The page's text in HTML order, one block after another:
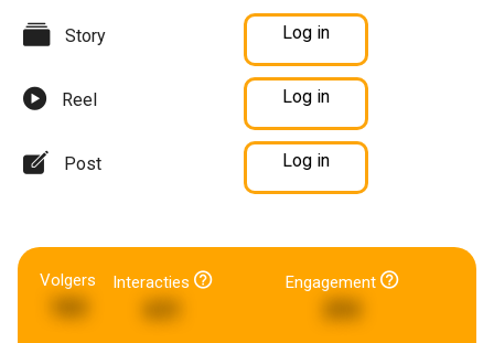
Story Log in
Reel Log in
Post Log in
Volgers Interacties Engagement